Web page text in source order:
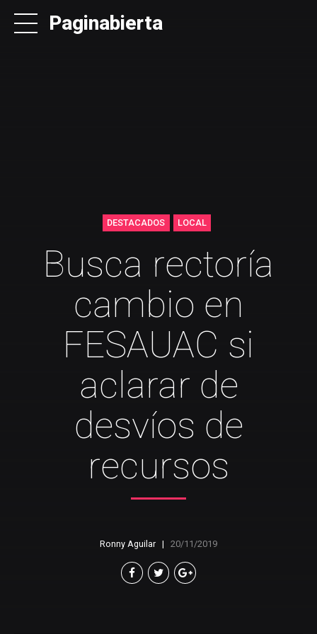
Paginabierta
DESTACADOS LOCAL
Busca rectoría
cambio en
FESAUAC si
aclarar de
desvíos de
recursos
Ronny Aguilar 20/11/2019